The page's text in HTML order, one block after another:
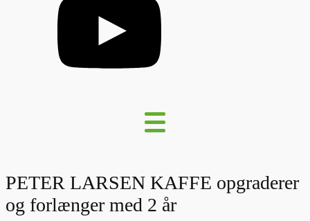
PETER LARSEN KAFFE opgraderer
og forlænger med 2 år